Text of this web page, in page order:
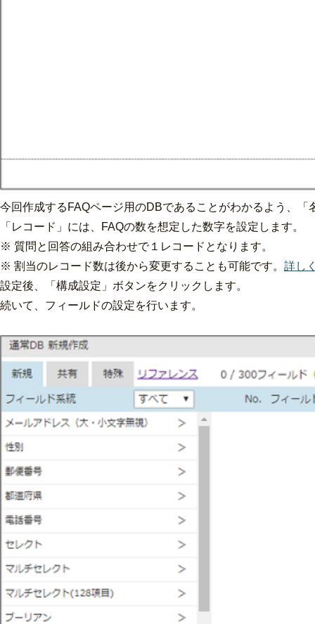
今回作成するFAQページ用のDBであることがわかるよう、「
「レコード」には、FAQの数を想定した数字を設定します。
※ 質問と回答の組み合わせで１レコードとなります。
※ 割当のレコード数は後から変更することも可能です。 詳し
設定後、「構成設定」ボタンをクリックします。
続いて、フィールドの設定を行います。